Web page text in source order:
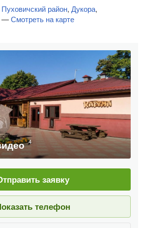
Пуховичский район, Дукора,
—Смотреть на карте
4
заявку
телефон